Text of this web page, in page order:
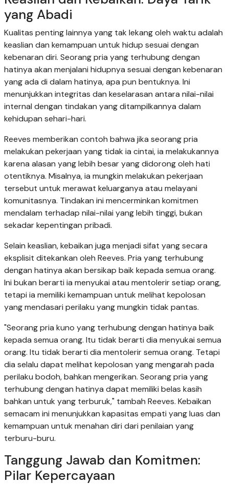
yang Abadi
Kualitas penting lainnya yang tak lekang oleh waktu adalah
keaslian dan kemampuan untuk hidup sesuai dengan
kebenaran diri. Seorang pria yang terhubung dengan
hatinya akan menjalani hidupnya sesuai dengan kebenaran
yang ada di dalam hatinya, apa pun bentuknya. Ini
menunjukkan integritas dan keselarasan antara nilai-nilai
internal dengan tindakan yang ditampilkannya dalam
kehidupan sehari-hari.
Reeves memberikan contoh bahwa jika seorang pria
melakukan pekerjaan yang tidak ia cintai, ia melakukannya
karena alasan yang lebih besar yang didorong oleh hati
otentiknya. Misalnya, ia mungkin melakukan pekerjaan
tersebut untuk merawat keluarganya atau melayani
komunitasnya. Tindakan ini mencerminkan komitmen
mendalam terhadap nilai-nilai yang lebih tinggi, bukan
sekadar kepentingan pribadi.
Selain keaslian, kebaikan juga menjadi sifat yang secara
eksplisit ditekankan oleh Reeves. Pria yang terhubung
dengan hatinya akan bersikap baik kepada semua orang.
Ini bukan berarti ia menyukai atau mentolerir setiap orang,
tetapi ia memiliki kemampuan untuk melihat kepolosan
yang mendasari perilaku yang mungkin tidak pantas.
"Seorang pria kuno yang terhubung dengan hatinya baik
kepada semua orang. Itu tidak berarti dia menyukai semua
orang. Itu tidak berarti dia mentolerir semua orang. Tetapi
dia selalu dapat melihat kepolosan yang mengarah pada
perilaku bodoh, bahkan mengerikan. Seorang pria yang
terhubung dengan hatinya dapat memiliki belas kasih
bahkan untuk yang terburuk," tambah Reeves. Kebaikan
semacam ini menunjukkan kapasitas empati yang luas dan
kemampuan untuk menahan diri dari penilaian yang
terburu-buru.
Tanggung Jawab dan Komitmen:
Pilar Kepercayaan